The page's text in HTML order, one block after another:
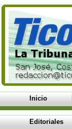
Inicio
Editoriales